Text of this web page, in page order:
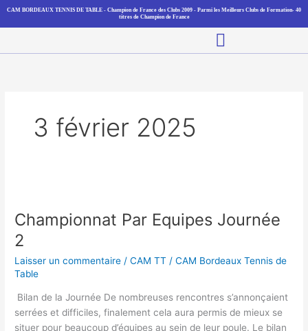
Aller
CAM BORDEAUX TENNIS DE TABLE - Champion de France des Clubs 2009 - Parmi les Meilleurs Clubs de Formation- 40
titres de Champion de France
Main
Menu
3 février 2025
Championnat Par Equipes Journée
2
Laisser un commentaire /CAM TT /CAM Bordeaux Tennis de
Table
Bilan de la Journée De nombreuses rencontres s’annonçaient
serrées et difficiles, finalement cela aura permis de mieux se
situer pour beaucoup d’équipes au sein de leur poule. Le bilan
Equipes
Journée
2